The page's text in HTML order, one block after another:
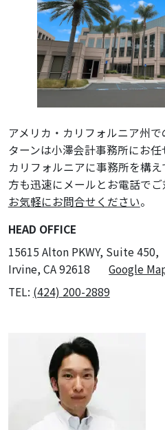
アメリカ・カリフォルニア州
ターンは小澤会計事務所にお任
カリフォルニアに事務所を構
方も迅速にメールとお電話でご
お気軽にお問合せください。
HEAD OFFICE
15615 Alton PKWY, Suite 450,
Irvine, CA 92618
Google
TEL: (424) 200-2889